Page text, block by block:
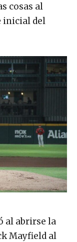
cosas al
inicial del
al abrirse la
Mayfield al